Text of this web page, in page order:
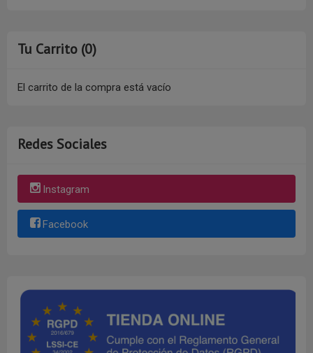
Tu Carrito (0)
El carrito de la compra está vacío
Redes Sociales
Instagram
Facebook